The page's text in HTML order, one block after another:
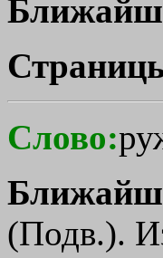
Слово:
(Подв.).